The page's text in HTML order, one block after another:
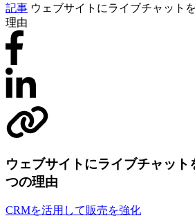
記事 ウェブサイトにライブチャット
理由
ウェブサイトにライブチャット
つの理由
CRMを活用して販売を強化